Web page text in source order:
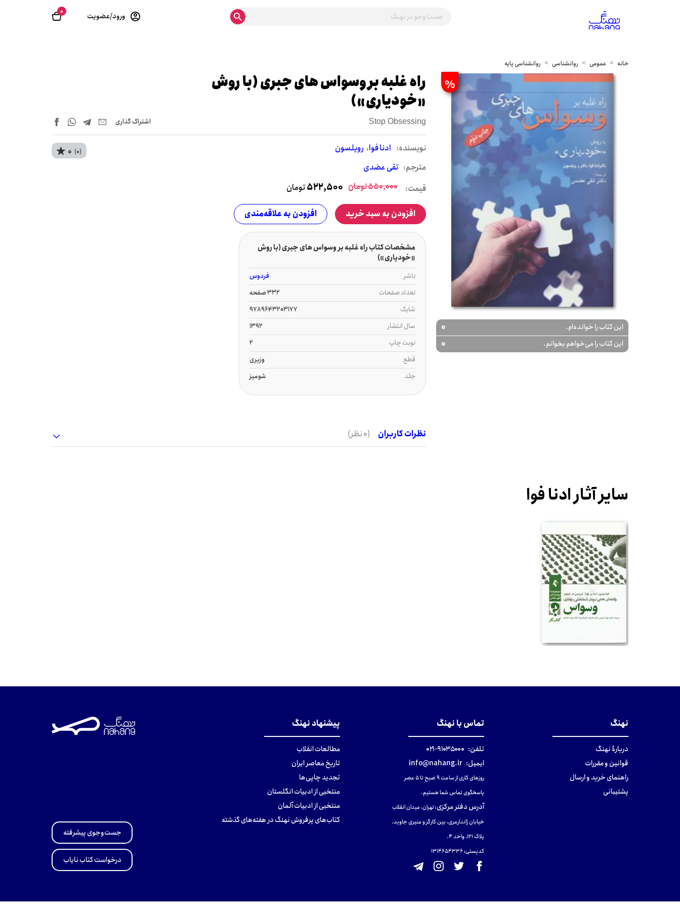
0 ورود/عضویت
خانه عمومی روانشناسی روانشناسی پایه
%
این کتاب را خوانده‌ام. 0
این کتاب را می‌خواهم بخوانم. 0
راه غلبه بر وسواس های جبری (با روش
«خودیاری»)
Stop Obsessing اشتراک‌ گذاری
نويسنده: ادنا فوا رویلسون
مترجم: تقی عضدی
0 (0)
قیمت: 550,000تومان 522,500تومان
افزودن به سبد خرید افزودن به علاقه‌مندی
مشخصات کتاب راه غلبه بر وسواس های جبری (با روش
«خودیاری»)
ناشر
فردوس
تعداد صفحات
332 صفحه
شابک
9789643203177
سال انتشار
1392
نوبت چاپ
2
قطع
وزیری
جلد
شومیز
نظرات کاربران (0 نظر)
سایر آثار ادنا فوا
نهنگ
دربارهٔ نهنگ
قوانین و مقررات
راهنمای خرید و ارسال
پشتیبانی
تماس با نهنگ
تلفن: ۹۱۰۳۵۰۰۰-۰۲۱
ایمیل: info@nahang.ir
روزهای کاری از ساعت ۹ صبح تا ۵ عصر
پاسخگوی تماس شما هستیم.
آدرس دفتر مرکزی:تهران، میدان انقلاب
خیابان ژاندارمری، بین کارگر و منیری جاوید،
پلاک 121، واحد ۴.
کدپستی: 131465433۶
پیشنهاد نهنگ
مطالعات انقلاب
تاریخ معاصر ایران
تجدید چاپی‌ها
منتخبی از ادبیات انگلستان
منتخبی از ادبیات آلمان
کتاب‌های پرفروش نهنگ در هفته‌های گذشته
جست‌وجوی پیشرفته
درخواست کتاب نایاب